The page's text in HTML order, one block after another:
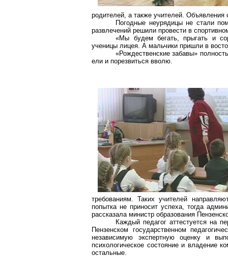
родителей, а также учителей.
Погодные неурядицы не стали
развлечений решили провести в
«Мы будем бегать, прыгать и
ученицы лицея. А мальчики пришли в
«Рождественские забавы»
ели и порезвиться вволю.
требованиям. Таких учителей
попытка не приносит успеха, тогда
рассказала министр образования
Каждый педагог аттестуется на
Пензенском государственном
независимую экспертную оценку и
психологическое состояние и владение
остальные.